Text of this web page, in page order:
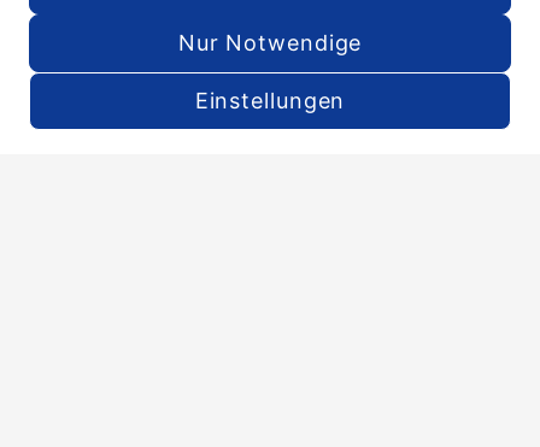
Menu
Engineer Esha
Einstellungen
Nur Notwendige